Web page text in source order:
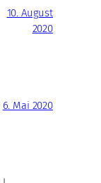
10. August
2020
6. Mai 2020